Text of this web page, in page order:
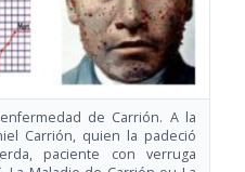
de Carrión. A la
Carrión, quien la padeció
paciente con verruga